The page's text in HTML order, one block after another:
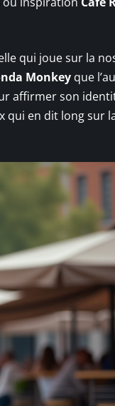
qui joue sur la
Monkey que
affirmer son
qui en dit long sur